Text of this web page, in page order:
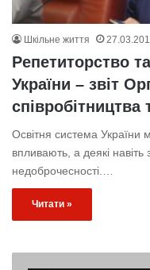
Шкільне життя
Репетиторство
України – звіт
співробітництва
Освітня система України
впливають, а деякі
недоброчесності.…
Читати »